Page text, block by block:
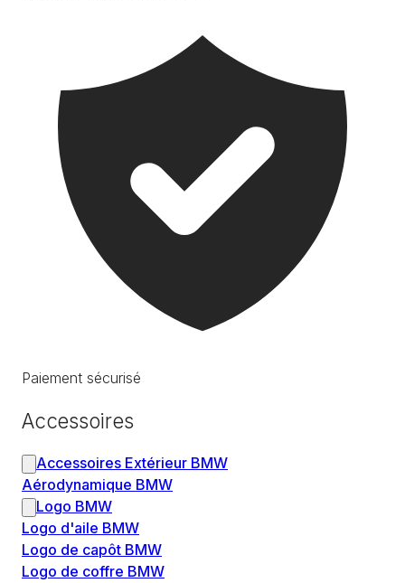
Paiement sécurisé
Accessoires
Accessoires Extérieur BMW
Aérodynamique BMW
Logo BMW
Logo d'aile BMW
Logo de capôt BMW
Logo de coffre BMW